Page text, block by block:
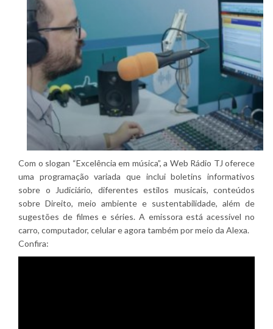
Com o slogan “Excelência em música”, a Web Rádio TJ oferece
uma programação variada que inclui boletins informativos
sobre o Judiciário, diferentes estilos musicais, conteúdos
sobre Direito, meio ambiente e sustentabilidade, além de
sugestões de filmes e séries. A emissora está acessível no
carro, computador, celular e agora também por meio da Alexa.
Confira: